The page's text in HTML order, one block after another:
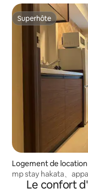
au PayPay Dome et
entièrement
Superhôte
Superhôte
Logement de location
mp stay hakata、
Le confort